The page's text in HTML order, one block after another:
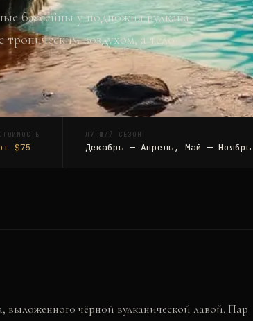
бассейны у подножия вулкана
воздухом, а тело
$75
ЛУЧШИЙ СЕЗОН
Декабрь — Апрель, Май — Ноябрь
чёрной вулканической лавой. Пар